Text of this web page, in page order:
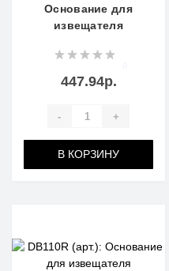
Основание для
извещателя
447.94р.
- +
В КОРЗИНУ